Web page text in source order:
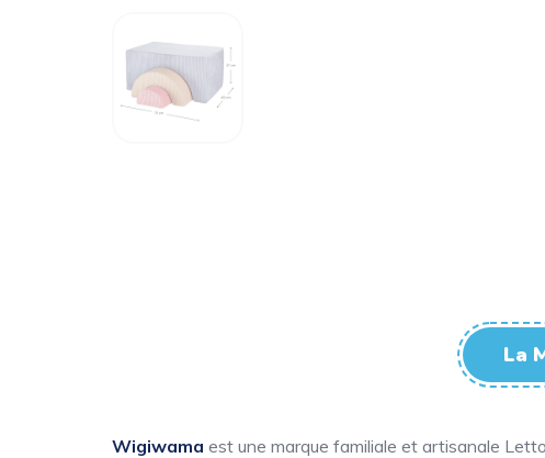
La
Wigiwama est une marque familiale et artisanale